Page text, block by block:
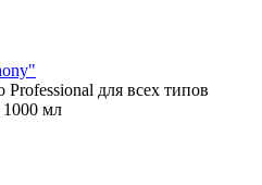
для всех типов
мл